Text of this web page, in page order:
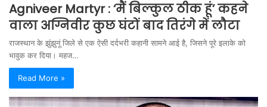
Agniveer Martyr : ‘मैं बिल्कुल ठीक हूं’ कहने
वाला अग्निवीर कुछ घंटों बाद तिरंगे में लौटा
राजस्थान के झुंझुनूं जिले से एक ऐसी दर्दभरी कहानी सामने आई है, जिसने पूरे इलाके को
भावुक कर दिया। महज…
Read More »